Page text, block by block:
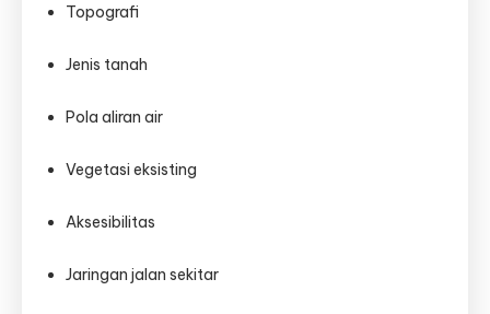
Topografi
Jenis tanah
Pola aliran air
Vegetasi eksisting
Aksesibilitas
Jaringan jalan sekitar